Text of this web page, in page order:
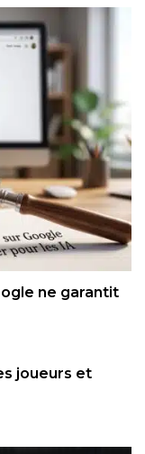
ne garantit
joueurs et